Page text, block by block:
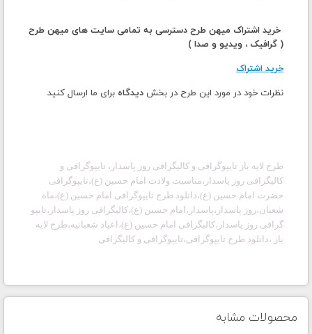
خرید اشتراک میهن طرح دسترسی به تمامی سایت های میهن طرح
( گرافیک ، ویدیو و صدا )
خرید اشتراک
نظرات خود در مورد این طرح در بخش دیدگاه برای ما ارسال کنید
طرح لایه باز تایپوگرافی و کالیگرافی روز پاسدار، تایپوگرافی و
کالیگرافی روز پاسدار،مناسبت ولادت امام حسین (ع)،تایپوگرافی
حضرت امام حسین (ع)،دانلود طرح تایپوگرافی امام حسین (ع)،ماه
شعبان،روز پاسدار،پاسدار،امام حسین (ع)،کالیگرافی روز پاسدار،تایپو
گرافی روز پاسدار،کالیگرافی امام حسین (ع)، اعیاد شعبانیه،طرح لایه
باز ،دانلود طرح تایپوگرافی،تایپوگرافی و کالیگرافی
محصولات مشابه